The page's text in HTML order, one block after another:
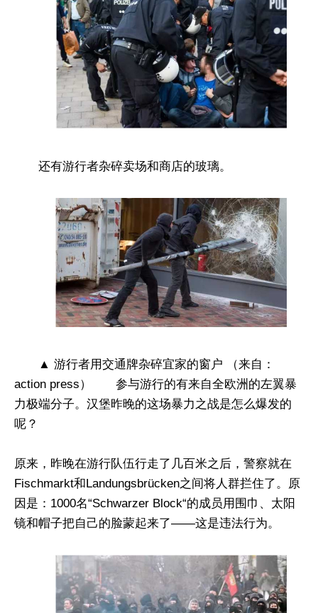
还有游行者杂碎卖场和商店的玻璃。
▲ 游行者用交通牌杂碎宜家的窗户 （来自：
action press） 参与游行的有来自全欧洲的左翼暴
力极端分子。汉堡昨晚的这场暴力之战是怎么爆发的
呢？
原来，昨晚在游行队伍行走了几百米之后，警察就在
Fischmarkt和Landungsbrücken之间将人群拦住了。原
因是：1000名“Schwarzer Block“的成员用围巾、太阳
镜和帽子把自己的脸蒙起来了——这是违法行为。